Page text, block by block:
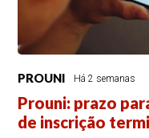
PROUNI Há 2 semanas
Prouni: prazo
de inscrição